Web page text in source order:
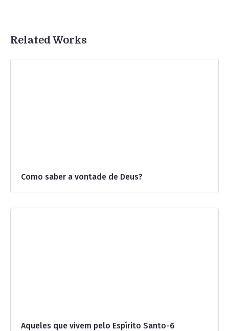
Related Works
Como saber a vontade de Deus?
Aqueles que vivem pelo Espírito Santo-6